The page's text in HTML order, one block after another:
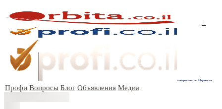
+
специалисты Израиля
Профи Вопросы Блог Объявления Медиа